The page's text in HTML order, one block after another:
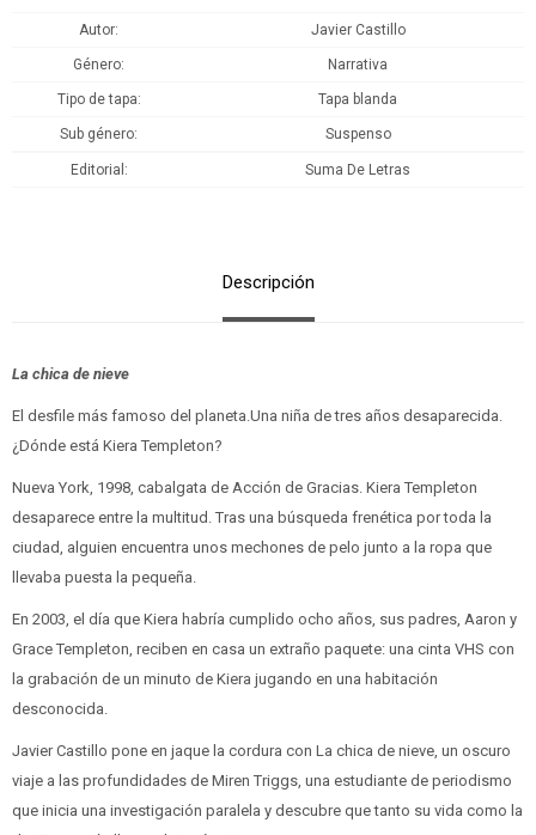
Autor Javier Castillo
Género Narrativa
Tipo de tapa Tapa blanda
Sub género Suspenso
Editorial Suma De Letras
Descripción
La chica de nieve
El desfile más famoso del planeta.Una niña de tres años desaparecida.
¿Dónde está Kiera Templeton?
Nueva York, 1998, cabalgata de Acción de Gracias. Kiera Templeton
desaparece entre la multitud. Tras una búsqueda frenética por toda la
ciudad, alguien encuentra unos mechones de pelo junto a la ropa que
llevaba puesta la pequeña.
En 2003, el día que Kiera habría cumplido ocho años, sus padres, Aaron y
Grace Templeton, reciben en casa un extraño paquete: una cinta VHS con
la grabación de un minuto de Kiera jugando en una habitación
desconocida.
Javier Castillo pone en jaque la cordura con La chica de nieve, un oscuro
viaje a las profundidades de Miren Triggs, una estudiante de periodismo
que inicia una investigación paralela y descubre que tanto su vida como la